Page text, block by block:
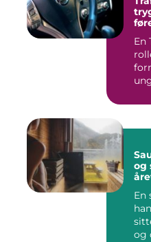
En
og
En
og